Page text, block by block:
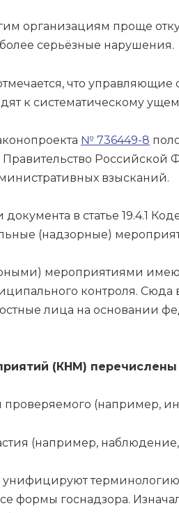
организациям проще
серьёзные нарушения.
что
к систематическому
№ 736449-8
Российской
взысканий.
в статье 19.4.1
(надзорные)
мероприятиями
контроля.
лица на основании
(КНМ) перечислены
(например,
(например,
формы госнадзора.